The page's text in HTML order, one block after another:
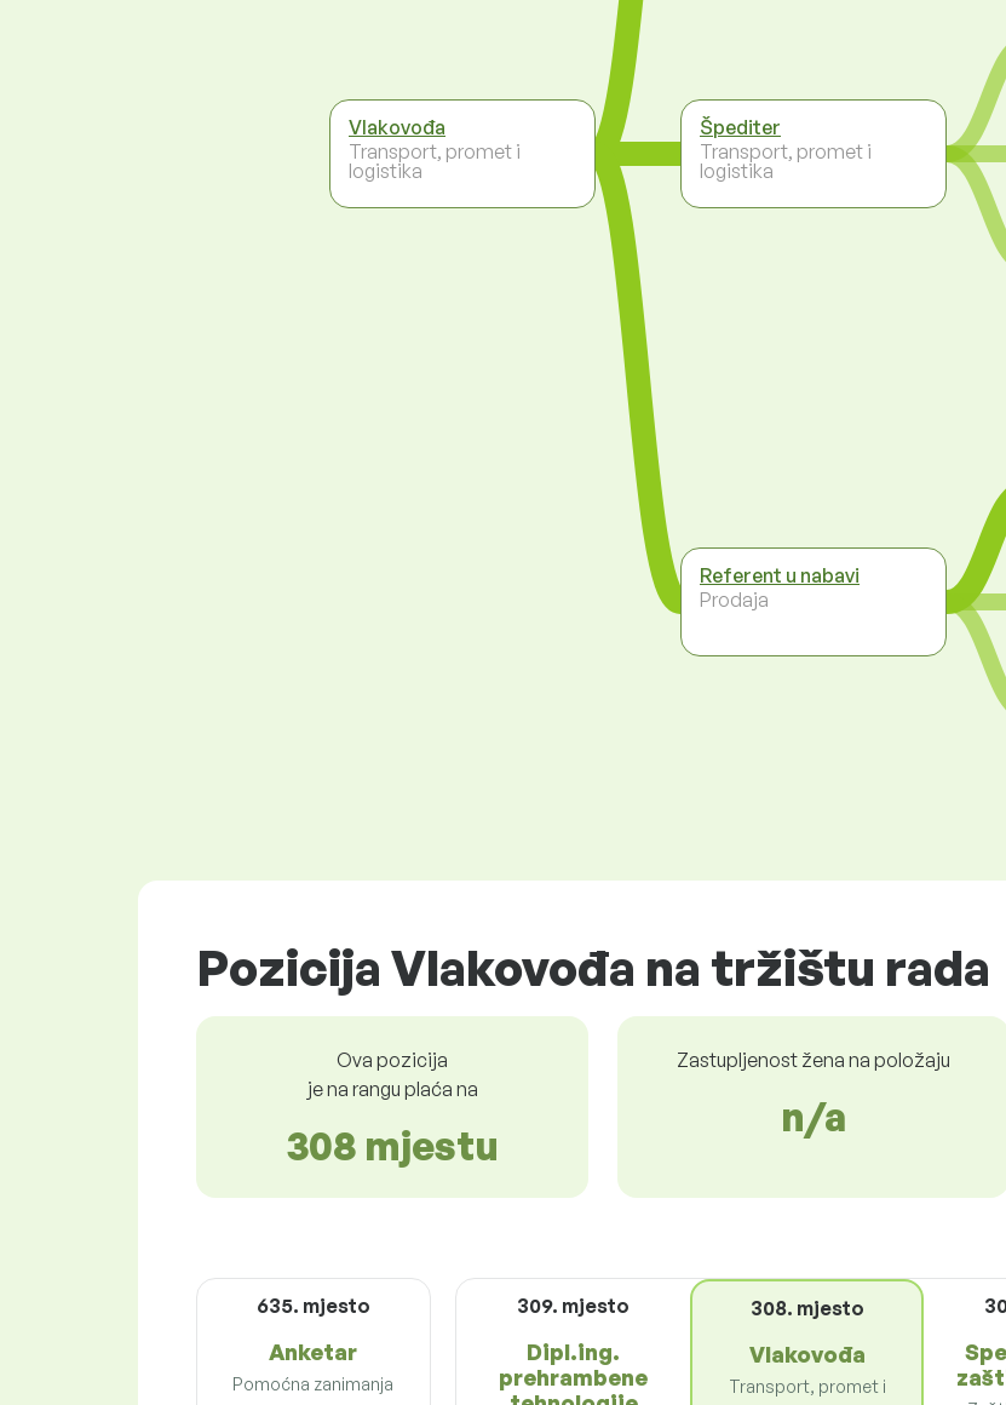
Vlakovođa
Transport, promet i
logistika
Špediter
Transport, promet i
logistika
Referent u nabavi
Prodaja
Pozicija Vlakovođa na tržištu rada
Ova pozicija
je na rangu plaća na
308 mjestu
Zastupljenost žena na položaju
n/a
635. mjesto
Anketar
Pomoćna zanimanja
309. mjesto
Dipl.ing.
prehrambene
308. mjesto
Vlakovođa
Transport, promet i